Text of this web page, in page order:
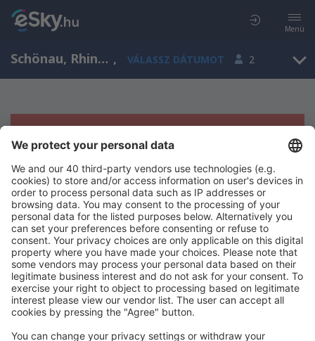
Menü
Schönau, Rhineland-Palatinate, Németország , VÁLASSZ DÁTUMOT 2
Sajnos semmilyen eredménnyel nem
szolgálhatunk.
Próbáld meg még egyszer más kritériumot kiválasztva
Copyright © eSky.hu Minden jog fenntartva.